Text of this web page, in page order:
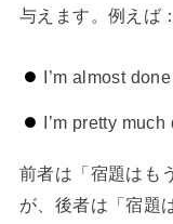
与えます。例えば：
I’m almost
I’m pretty
前者は「宿題はも
が、後者は「宿題